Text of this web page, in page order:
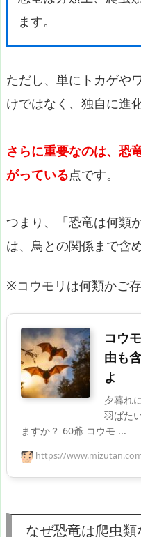
ます。
ただし、単にトカゲや
けではなく、独自に進
さらに重要なのは、恐
がっている点です。
つまり、「恐竜は何類
は、鳥との関係まで含
※コウモリは何類かご
コウ
由も
よ
夕暮れ
羽ばた
ますか？ 60爺 コウモ ...
https://
なぜ恐竜は爬虫